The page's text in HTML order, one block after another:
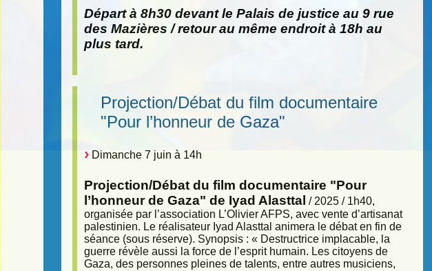
Départ à 8h30 devant le Palais de justice au 9 rue
des Mazières / retour au même endroit à 18h au
plus tard.
Projection/Débat du film documentaire
"Pour l’honneur de Gaza"
Dimanche 7 juin à 14h
Projection/Débat du film documentaire "Pour
l’honneur de Gaza" de Iyad Alasttal / 2025 / 1h40,
organisée par l’association L’Olivier AFPS, avec vente d’artisanat
palestinien. Le réalisateur Iyad Alasttal animera le débat en fin de
séance (sous réserve). Synopsis : « Destructrice implacable, la
guerre révèle aussi la force de l’esprit humain. Les citoyens de
Gaza, des personnes pleines de talents, entre autres musiciens,